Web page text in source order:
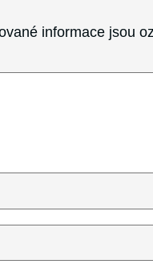
informace jsou